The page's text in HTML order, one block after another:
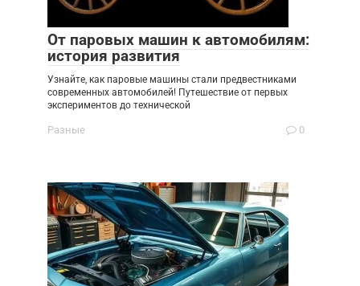
От паровых машин к автомобилям:
история развития
Узнайте, как паровые машины стали предвестниками
современных автомобилей! Путешествие от первых
экспериментов до технической
Разные 0